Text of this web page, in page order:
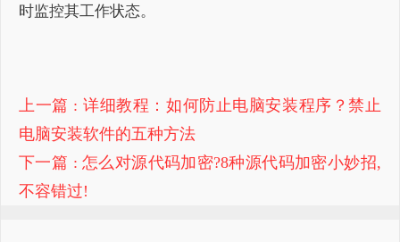
时监控其工作状态。
上一篇 : 详细教程：如何防止电脑安装程序？禁止
电脑安装软件的五种方法
下一篇 : 怎么对源代码加密?8种源代码加密小妙招,
不容错过!